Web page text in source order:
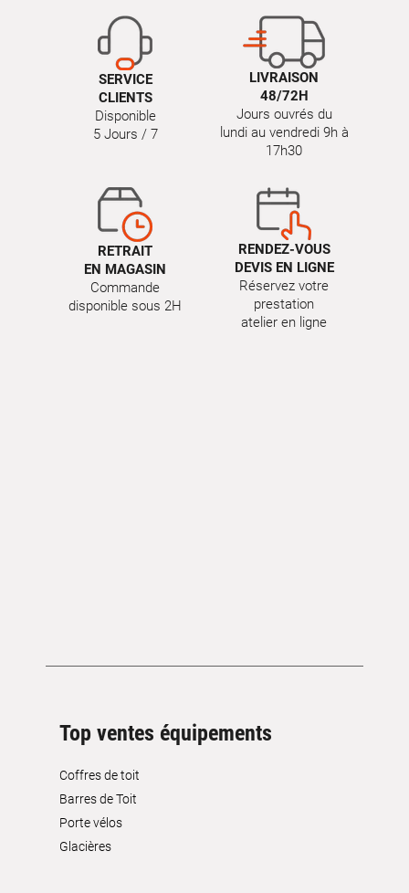
SERVICE
CLIENTS
Disponible
5 Jours / 7
LIVRAISON
48/72H
Jours ouvrés du
lundi au vendredi 9h à
17h30
RETRAIT
EN MAGASIN
Commande
disponible sous 2H
RENDEZ-VOUS
DEVIS EN LIGNE
Réservez votre
prestation
atelier en ligne
Top ventes équipements
Coffres de toit
Barres de Toit
Porte vélos
Glacières